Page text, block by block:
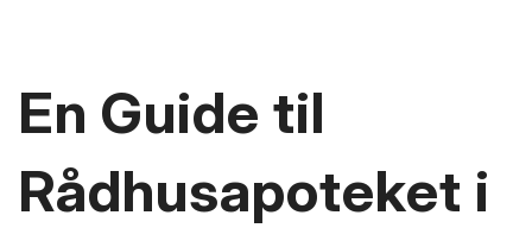
En Guide til
Rådhusapoteket i